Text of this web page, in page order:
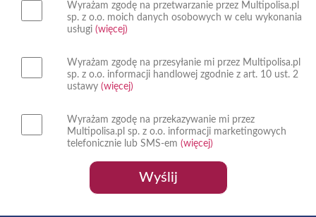
Wyrażam zgodę na przetwarzanie przez Multipolisa.pl
sp. z o.o. moich danych osobowych w celu wykonania
usługi (więcej)
Wyrażam zgodę na przesyłanie mi przez Multipolisa.pl
sp. z o.o. informacji handlowej zgodnie z art. 10 ust. 2
ustawy (więcej)
Wyrażam zgodę na przekazywanie mi przez
Multipolisa.pl sp. z o.o. informacji marketingowych
telefonicznie lub SMS-em (więcej)
Wyślij